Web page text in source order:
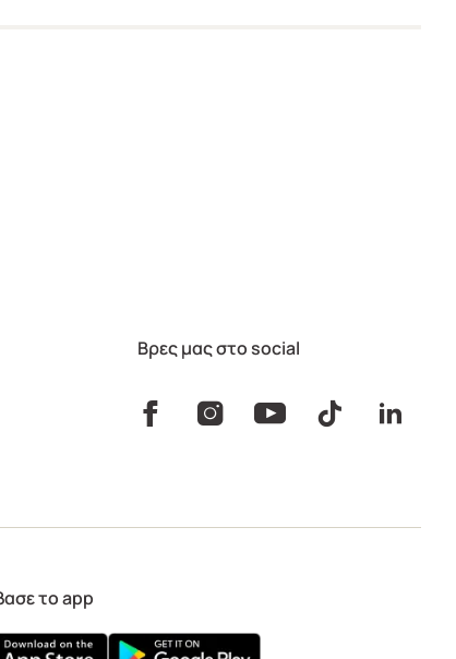
Βρες μας στο social
το app